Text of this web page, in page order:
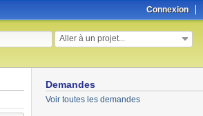
Connexion
Aller à un projet...
Demandes
Voir toutes les demandes